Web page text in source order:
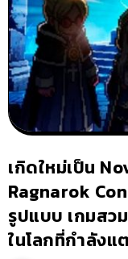
เกิดใหม่เป็น
Ragnarok
รูปแบบ เกมสว
ในโลกที่กำลัง